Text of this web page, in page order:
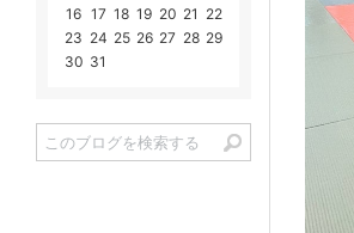
16 17 18 19 20 21 22
23 24 25 26 27 28 29
30 31